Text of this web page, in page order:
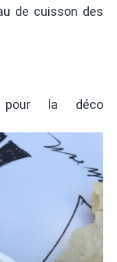
de cuisson des
la déco